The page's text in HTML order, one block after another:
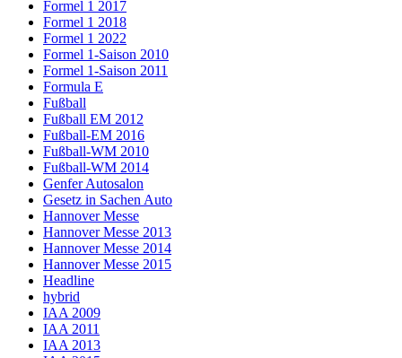
Formel 1 2017
Formel 1 2018
Formel 1 2022
Formel 1-Saison 2010
Formel 1-Saison 2011
Formula E
Fußball
Fußball EM 2012
Fußball-EM 2016
Fußball-WM 2010
Fußball-WM 2014
Genfer Autosalon
Gesetz in Sachen Auto
Hannover Messe
Hannover Messe 2013
Hannover Messe 2014
Hannover Messe 2015
Headline
hybrid
IAA 2009
IAA 2011
IAA 2013